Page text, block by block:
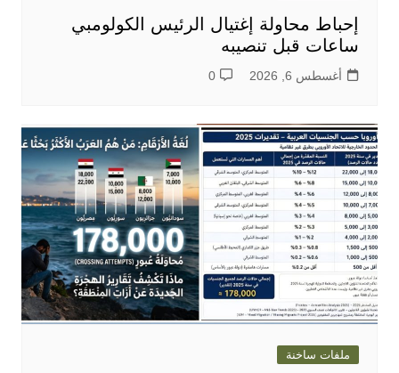
إحباط محاولة إغتيال الرئيس الكولومبي
ساعات قبل تنصيبه
أغسطس 6, 2026 0
ملفات ساخنة